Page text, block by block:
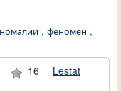
, феномен ,
16
Lestat